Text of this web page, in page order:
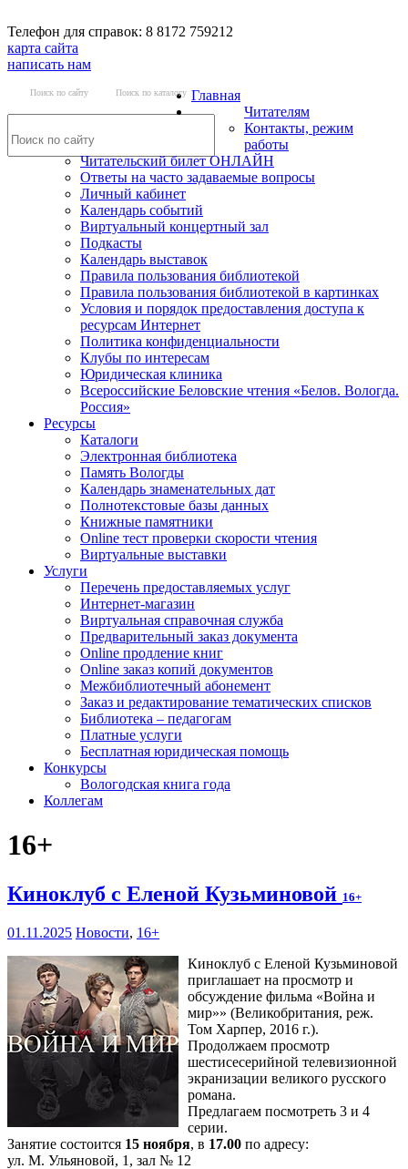
Телефон для справок: 8 8172 759212
карта сайта
написать нам
Поиск по сайту Поиск по каталогу Главная
Читателям
Контакты, режим
работы
Читательский билет ОНЛАЙН
Ответы на часто задаваемые вопросы
Личный кабинет
Календарь событий
Виртуальный концертный зал
Подкасты
Календарь выставок
Правила пользования библиотекой
Правила пользования библиотекой в картинках
Условия и порядок предоставления доступа к
ресурсам Интернет
Политика конфиденциальности
Клубы по интересам
Юридическая клиника
Всероссийские Беловские чтения «Белов. Вологда.
Россия»
Ресурсы
Каталоги
Электронная библиотека
Память Вологды
Календарь знаменательных дат
Полнотекстовые базы данных
Книжные памятники
Online тест проверки скорости чтения
Виртуальные выставки
Услуги
Перечень предоставляемых услуг
Интернет-магазин
Виртуальная справочная служба
Предварительный заказ документа
Online продление книг
Online заказ копий документов
Межбиблиотечный абонемент
Заказ и редактирование тематических списков
Библиотека – педагогам
Платные услуги
Бесплатная юридическая помощь
Конкурсы
Вологодская книга года
Коллегам
16+
Киноклуб с Еленой Кузьминовой 16+
01.11.2025 Новости, 16+
Киноклуб с Еленой Кузьминовой
приглашает на просмотр и
обсуждение фильма «Война и
мир»» (Великобритания, реж.
Том Харпер, 2016 г.).
Продолжаем просмотр
шестисесерийной телевизионной
экранизации великого русского
романа.
Предлагаем посмотреть 3 и 4
серии.
Занятие состоится 15 ноября, в 17.00 по адресу:
ул. М. Ульяновой, 1, зал № 12